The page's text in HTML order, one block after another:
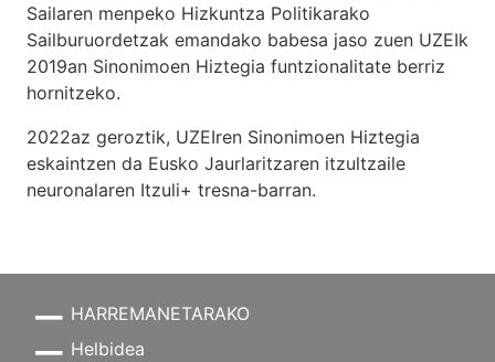
Sailaren menpeko Hizkuntza Politikarako
Sailburuordetzak emandako babesa jaso zuen UZEIk
2019an Sinonimoen Hiztegia funtzionalitate berriz
hornitzeko.
2022az geroztik, UZEIren Sinonimoen Hiztegia
eskaintzen da Eusko Jaurlaritzaren itzultzaile
neuronalaren Itzuli+ tresna-barran.
HARREMANETARAKO
Helbidea